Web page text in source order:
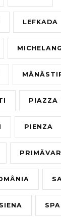
LEFKADA
PIAZZA
PIENZA
SIENA